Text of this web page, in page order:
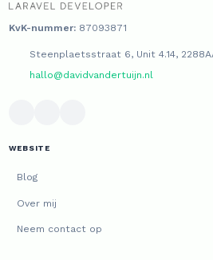
KvK-nummer:87093871
Steenplaetsstraat 6, Unit 4.14,
hallo@davidvandertuijn.nl
WEBSITE
Blog
Over mij
Neem contact op